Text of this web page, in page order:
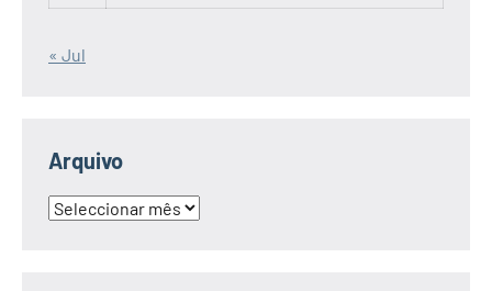
« Jul
Arquivo
Arquivo